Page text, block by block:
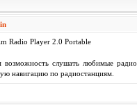
слушать любимые
навигацию по радиостанциям.